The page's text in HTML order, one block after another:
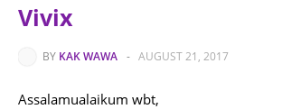
Vivix
BY KAK WAWA - AUGUST 21, 2017
Assalamualaikum wbt,